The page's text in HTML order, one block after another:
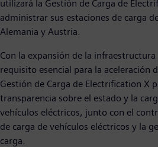
utilizará la Gestión de Carga de
administrar sus estaciones de carga
Alemania y Austria.
Con la expansión de la
requisito esencial para la aceleración
Gestión de Carga de Electrification X
transparencia sobre el estado y la
vehículos eléctricos, junto con el
de carga de vehículos eléctricos y la
carga.